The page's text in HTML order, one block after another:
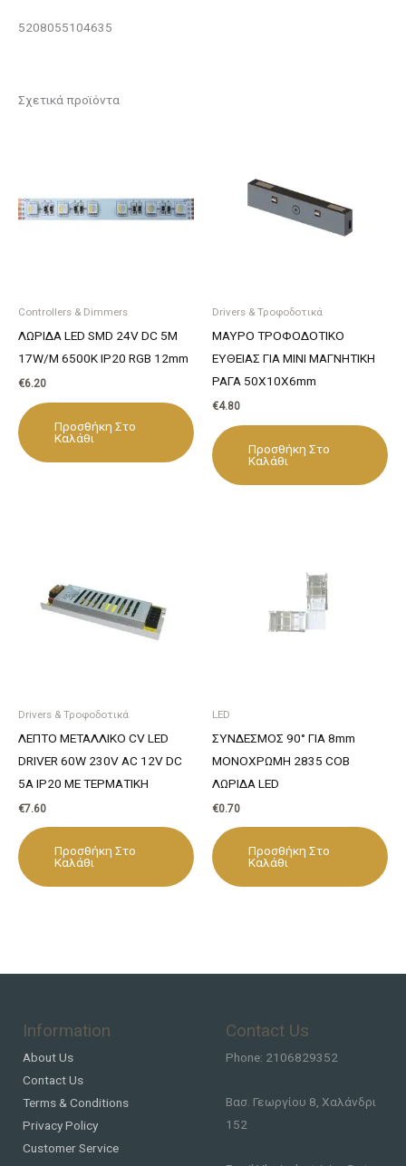
5208055104635
Σχετικά προϊόντα
Controllers & Dimmers
ΛΩΡΙΔΑ LED SMD 24V DC 5M
17W/M 6500K IP20 RGB 12mm
€6.20
Προσθήκη Στο
Καλάθι
Drivers & Τροφοδοτικά
ΜΑΥΡΟ ΤΡΟΦΟΔΟΤΙΚΟ
ΕΥΘΕΙΑΣ ΓΙΑ ΜΙΝΙ ΜΑΓΝΗΤΙΚΗ
ΡΑΓΑ 50X10X6mm
€4.80
Προσθήκη Στο
Καλάθι
Drivers & Τροφοδοτικά
ΛΕΠΤΟ ΜΕΤΑΛΛΙΚΟ CV LED
DRIVER 60W 230V AC 12V DC
5A IP20 ΜΕ ΤΕΡΜΑΤΙΚΗ
€7.60
Προσθήκη Στο
Καλάθι
LED
ΣΥΝΔΕΣΜΟΣ 90° ΓΙΑ 8mm
ΜΟΝΟΧΡΩΜΗ 2835 COB
ΛΩΡΙΔΑ LED
€0.70
Προσθήκη Στο
Καλάθι
Information
About Us
Contact Us
Terms & Conditions
Privacy Policy
Customer Service
Contact Us
Phone: 2106829352
Βασ. Γεωργίου 8, Χαλάνδρι
152